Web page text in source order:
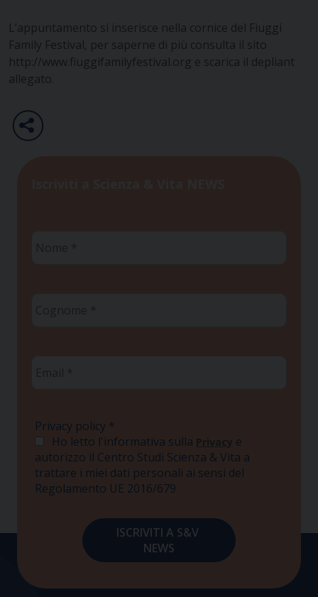
L’appuntamento si inserisce nella cornice del Fiuggi
Family Festival, per saperne di più consulta il sito
http://www.fiuggifamilyfestival.org e scarica il depliant
allegato.
Privacy policy *
Ho letto l'informativa sulla Privacy e
autorizzo il Centro Studi Scienza & Vita a
trattare i miei dati personali ai sensi del
Regolamento UE 2016/679